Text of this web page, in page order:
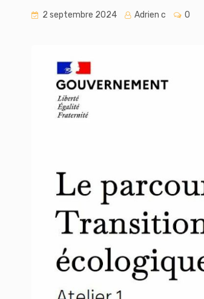
2 septembre 2024 Adrien c 0